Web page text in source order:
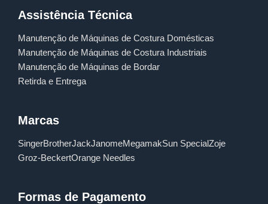
Assistência Técnica
Manutenção de Máquinas de Costura Domésticas
Manutenção de Máquinas de Costura Industriais
Manutenção de Máquinas de Bordar
Retirda e Entrega
Marcas
SingerBrotherJackJanomeMegamakSun SpecialZoje
Groz-BeckertOrange Needles
Formas de Pagamento